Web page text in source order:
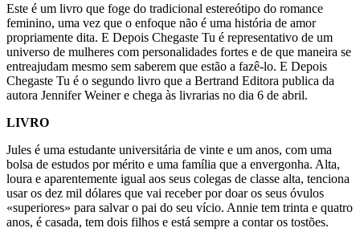
Este é um livro que foge do tradicional estereótipo do romance
feminino, uma vez que o enfoque não é uma história de amor
propriamente dita. E Depois Chegaste Tu é representativo de um
universo de mulheres com personalidades fortes e de que maneira se
entreajudam mesmo sem saberem que estão a fazê-lo. E Depois
Chegaste Tu é o segundo livro que a Bertrand Editora publica da
autora Jennifer Weiner e chega às livrarias no dia 6 de abril.
LIVRO
Jules é uma estudante universitária de vinte e um anos, com uma
bolsa de estudos por mérito e uma família que a envergonha. Alta,
loura e aparentemente igual aos seus colegas de classe alta, tenciona
usar os dez mil dólares que vai receber por doar os seus óvulos
«superiores» para salvar o pai do seu vício. Annie tem trinta e quatro
anos, é casada, tem dois filhos e está sempre a contar os tostões.